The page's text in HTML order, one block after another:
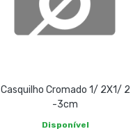
Casquilho Cromado 1/ 2X1/ 2
-3cm
Disponível